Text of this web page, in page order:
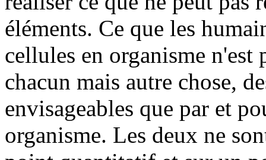
éléments. Ce que les
cellules en organisme n'est
chacun mais autre chose,
envisageables que par et
organisme. Les deux ne